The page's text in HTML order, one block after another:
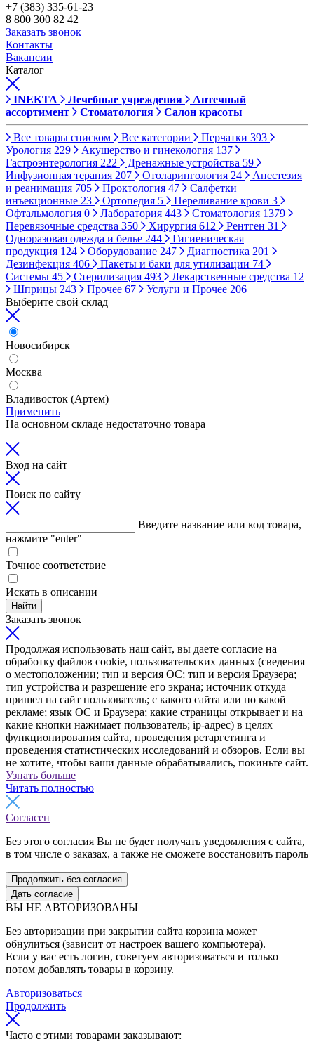
+7 (383) 335-61-23
8 800 300 82 42
Заказать звонок
Контакты
Вакансии
Каталог
INEKTA Лечебные учреждения
Аптечный
ассортимент
Стоматология Салон красоты
Все товары списком Все категории Перчатки 393
Урология 229 Акушерство и гинекология 137
Гастроэнтерология 222 Дренажные устройства 59
Инфузионная терапия 207 Отоларингология 24
Анестезия
и реанимация 705 Проктология 47
Салфетки
инъекционные 23 Ортопедия 5 Переливание крови 3
Офтальмология 0 Лаборатория 443 Стоматология 1379
Перевязочные средства 350 Хирургия 612 Рентген 31
Одноразовая одежда и белье 244
Гигиеническая
продукция 124 Оборудование 247 Диагностика 201
Дезинфекция 406 Пакеты и баки для утилизации 74
Системы 45 Стерилизация 493 Лекарственные средства 12
Шприцы 243 Прочее 67 Услуги и Прочее 206
Выберите свой склад
Новосибирск
Москва
Владивосток (Артем)
Применить
На основном складе недостаточно товара
Вход на сайт
Поиск по сайту
Введите название или код товара,
нажмите "enter"
Точное соответствие
Искать в описании
Найти
Заказать звонок
Продолжая использовать наш сайт, вы даете согласие на
обработку файлов cookie, пользовательских данных (сведения
о местоположении; тип и версия ОС; тип и версия Браузера;
тип устройства и разрешение его экрана; источник откуда
пришел на сайт пользователь; с какого сайта или по какой
рекламе; язык ОС и Браузера; какие страницы открывает и на
какие кнопки нажимает пользователь; ip-адрес) в целях
функционирования сайта, проведения ретаргетинга и
проведения статистических исследований и обзоров. Если вы
не хотите, чтобы ваши данные обрабатывались, покиньте сайт.
Узнать больше
Читать полностью
Согласен
Без этого согласия Вы не будет получать уведомления с сайта,
в том числе о заказах, а также не сможете восстановить пароль
Продолжить без согласия
Дать согласие
ВЫ НЕ АВТОРИЗОВАНЫ
Без авторизации при закрытии сайта корзина может
обнулиться (зависит от настроек вашего компьютера).
Если у вас есть логин, советуем авторизоваться и только
потом добавлять товары в корзину.
Авторизоваться
Продолжить
Часто с этими товарами заказывают: